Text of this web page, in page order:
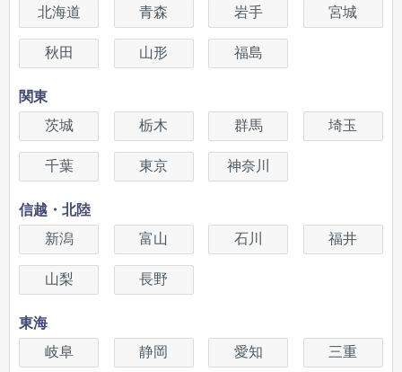
北海道
青森 岩手 宮城
秋田 山形 福島
関東
茨城
栃木 群馬 埼玉
千葉 東京 神奈川
信越・北陸
新潟
富山 石川 福井
山梨 長野
東海
岐阜
静岡 愛知 三重